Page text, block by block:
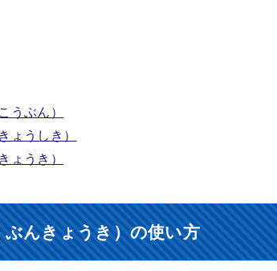
うぶん）
ょうしき）
ょうき）
ぶんきょうき）の使い方